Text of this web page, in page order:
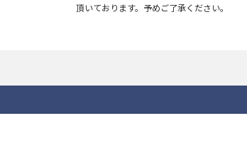
頂いております。予めご了承ください。